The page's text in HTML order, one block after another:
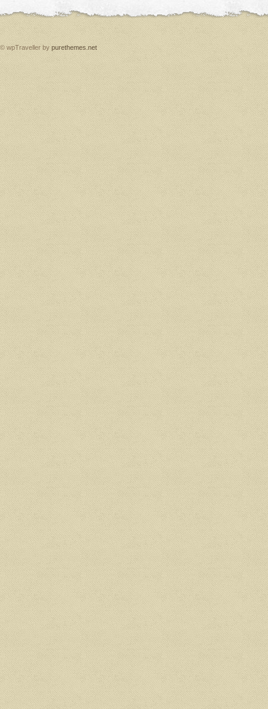
© wpTraveller bypurethemes.net